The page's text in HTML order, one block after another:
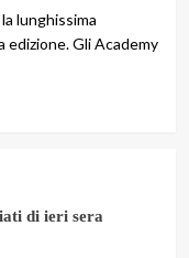
lunghissima
edizione. Gli Academy
di ieri sera